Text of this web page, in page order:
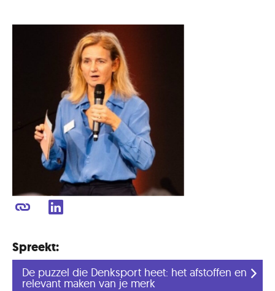
Spreekt:
De puzzel die Denksport heet: het afstoffen en
relevant maken van je merk